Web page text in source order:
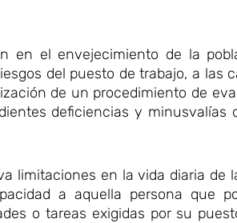
en el envejecimiento de la
del puesto de trabajo, a las
de un procedimiento de
deficiencias y minusvalías
limitaciones en la vida diaria de
a aquella persona que
o tareas exigidas por su